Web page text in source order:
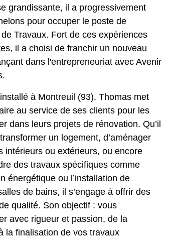
grandissante, il a progressivement
pour occuper le poste de
Travaux. Fort de ces expériences
il a choisi de franchir un nouveau
dans l'entrepreneuriat avec Avenir
à Montreuil (93), Thomas met
au service de ses clients pour les
dans leurs projets de rénovation. Qu’il
un logement, d’aménager
intérieurs ou extérieurs, ou encore
des travaux spécifiques comme
énergétique ou l’installation de
de bains, il s’engage à offrir des
qualité. Son objectif : vous
avec rigueur et passion, de la
la finalisation de vos travaux